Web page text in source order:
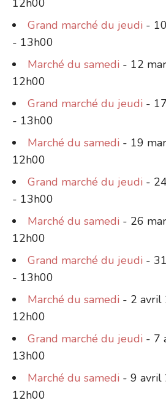
Grand marché du jeudi -
- 13h00
Marché du samedi - 12
12h00
Grand marché du jeudi -
- 13h00
Marché du samedi - 19
12h00
Grand marché du jeudi -
- 13h00
Marché du samedi - 26
12h00
Grand marché du jeudi -
- 13h00
Marché du samedi - 2 avril
12h00
Grand marché du jeudi - 7
13h00
Marché du samedi - 9 avril
12h00